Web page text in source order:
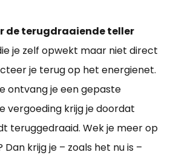
de terugdraaiende teller
je zelf opwekt maar niet direct
je terug op het energienet.
ontvang je een gepaste
vergoeding krijg je doordat
teruggedraaid. Wek je meer op
krijg je – zoals het nu is –